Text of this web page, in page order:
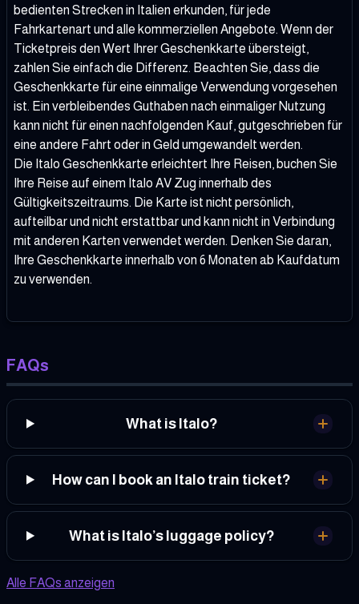
bedienten Strecken in Italien erkunden, für jede
Fahrkartenart und alle kommerziellen Angebote. Wenn der
Ticketpreis den Wert Ihrer Geschenkkarte übersteigt,
zahlen Sie einfach die Differenz. Beachten Sie, dass die
Geschenkkarte für eine einmalige Verwendung vorgesehen
ist. Ein verbleibendes Guthaben nach einmaliger Nutzung
kann nicht für einen nachfolgenden Kauf, gutgeschrieben für
eine andere Fahrt oder in Geld umgewandelt werden.
Die Italo Geschenkkarte erleichtert Ihre Reisen, buchen Sie
Ihre Reise auf einem Italo AV Zug innerhalb des
Gültigkeitszeitraums. Die Karte ist nicht persönlich,
aufteilbar und nicht erstattbar und kann nicht in Verbindung
mit anderen Karten verwendet werden. Denken Sie daran,
Ihre Geschenkkarte innerhalb von 6 Monaten ab Kaufdatum
zu verwenden.
FAQs
What is Italo?
How can I book an Italo train ticket?
What is Italo’s luggage policy?
Alle FAQs anzeigen